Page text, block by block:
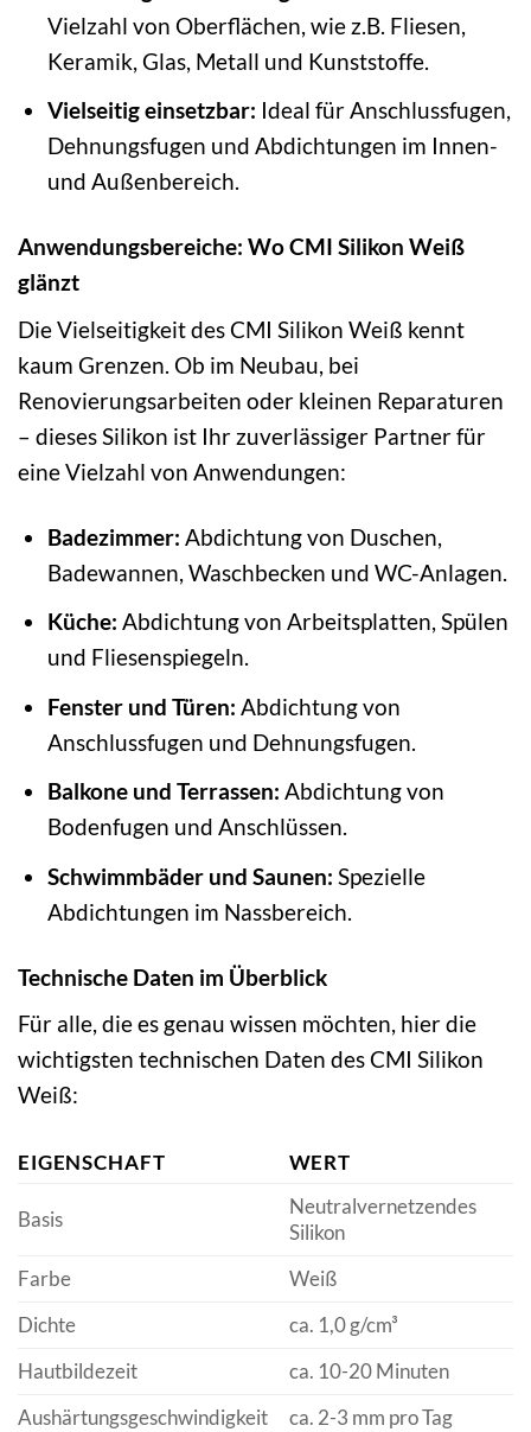
Vielzahl von Oberflächen, wie z.B. Fliesen,
Keramik, Glas, Metall und Kunststoffe.
Vielseitig einsetzbar: Ideal für Anschlussfugen,
Dehnungsfugen und Abdichtungen im Innen-
und Außenbereich.
Anwendungsbereiche: Wo CMI Silikon Weiß
glänzt
Die Vielseitigkeit des CMI Silikon Weiß kennt
kaum Grenzen. Ob im Neubau, bei
Renovierungsarbeiten oder kleinen Reparaturen
– dieses Silikon ist Ihr zuverlässiger Partner für
eine Vielzahl von Anwendungen:
Badezimmer: Abdichtung von Duschen,
Badewannen, Waschbecken und WC-Anlagen.
Küche: Abdichtung von Arbeitsplatten, Spülen
und Fliesenspiegeln.
Fenster und Türen: Abdichtung von
Anschlussfugen und Dehnungsfugen.
Balkone und Terrassen: Abdichtung von
Bodenfugen und Anschlüssen.
Schwimmbäder und Saunen: Spezielle
Abdichtungen im Nassbereich.
Technische Daten im Überblick
Für alle, die es genau wissen möchten, hier die
wichtigsten technischen Daten des CMI Silikon
Weiß:
EIGENSCHAFT WERT
Basis
Neutralvernetzendes
Silikon
Farbe
Weiß
Dichte
ca. 1,0 g/cm³
Hautbildezeit
ca. 10-20 Minuten
Aushärtungsgeschwindigkeit
ca. 2-3 mm pro Tag